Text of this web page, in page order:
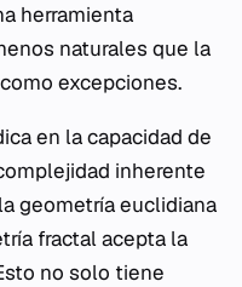
herramienta
naturales que la
excepciones.
en la capacidad de
inherente
geometría euclidiana
fractal acepta la
no solo tiene